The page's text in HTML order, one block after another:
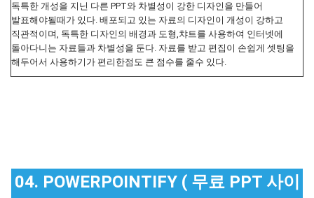
독특한 개성을 지닌 다른 PPT와 차별성이 강한 디자인을 만들어
발표해야될때가 있다. 배포되고 있는 자료의 디자인이 개성이 강하고
직관적이며, 독특한 디자인의 배경과 도형,챠트를 사용하여 인터넷에
돌아다니는 자료들과 차별성을 둔다. 자료를 받고 편집이 손쉽게 셋팅을
해두어서 사용하기가 편리한점도 큰 점수를 줄수 있다.
04. POWERPOINTIFY ( 무료 PPT 사이